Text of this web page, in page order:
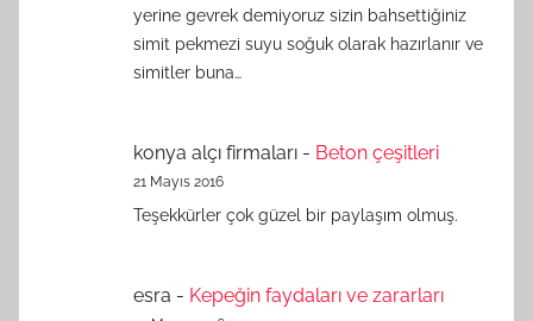
yerine gevrek demiyoruz sizin bahsettiğiniz
simit pekmezi suyu soğuk olarak hazırlanır ve
simitler buna…
konya alçı firmaları - Beton çeşitleri
21 Mayıs 2016
Teşekkürler çok güzel bir paylaşım olmuş.
esra - Kepeğin faydaları ve zararları